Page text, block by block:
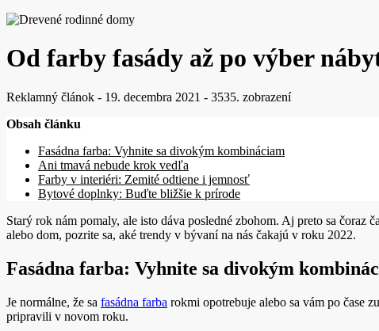
Od farby fasády až po výber
Reklamný článok - 19. decembra 2021 - 3535. zobrazení
Obsah článku
Fasádna farba: Vyhnite sa divokým kombináciam
Ani tmavá nebude krok vedľa
Farby v interiéri: Zemité odtiene i jemnosť
Bytové doplnky: Buďte bližšie k prírode
Starý rok nám pomaly, ale isto dáva posledné zbohom. Aj preto sa
alebo dom, pozrite sa, aké trendy v bývaní na nás čakajú v roku 2022.
Fasádna farba: Vyhnite sa divokým
Je normálne, že sa fasádna farba rokmi opotrebuje alebo sa vám po čase
pripravili v novom roku.